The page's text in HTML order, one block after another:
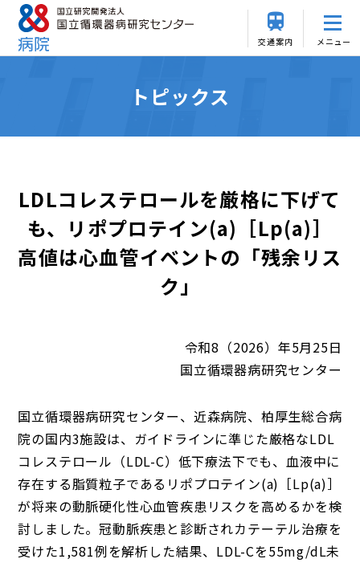
交通案内 メニュー
トピックス
LDLコレステロールを厳格に下げて
も、リポプロテイン(a)［Lp(a)］
高値は心血管イベントの「残余リス
ク」
令和8（2026）年5月25日
国立循環器病研究センター
国立循環器病研究センター、近森病院、柏厚生総合病
院の国内3施設は、ガイドラインに準じた厳格なLDL
コレステロール（LDL-C）低下療法下でも、血液中に
存在する脂質粒子であるリポプロテイン(a)［Lp(a)］
が将来の動脈硬化性心血管疾患リスクを高めるかを検
討しました。冠動脈疾患と診断されカテーテル治療を
受けた1,581例を解析した結果、LDL-Cを55mg/dL未